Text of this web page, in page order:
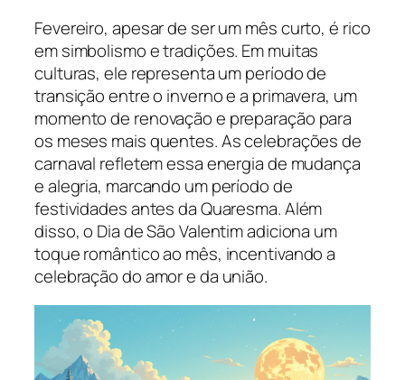
Fevereiro, apesar de ser um mês curto, é rico
em simbolismo e tradições. Em muitas
culturas, ele representa um período de
transição entre o inverno e a primavera, um
momento de renovação e preparação para
os meses mais quentes. As celebrações de
carnaval refletem essa energia de mudança
e alegria, marcando um período de
festividades antes da Quaresma. Além
disso, o Dia de São Valentim adiciona um
toque romântico ao mês, incentivando a
celebração do amor e da união.